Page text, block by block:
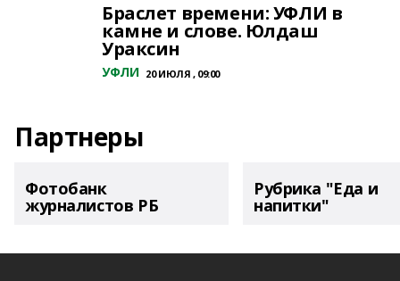
Браслет времени: УФЛИ в
камне и слове. Юлдаш
Ураксин
УФЛИ 20 ИЮЛЯ , 09:00
Партнеры
Фотобанк
журналистов РБ
Рубрика "Еда и
напитки"